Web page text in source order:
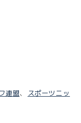
連盟、
スポーツニッ